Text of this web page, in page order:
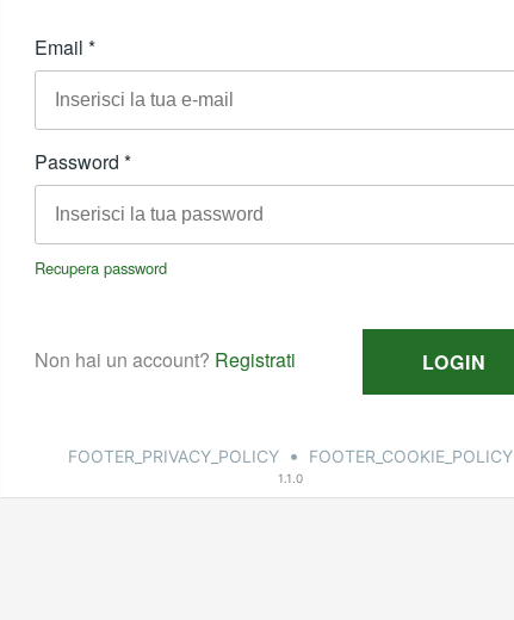
FOOTER_PRIVACY_POLICY • FOOTER_COOKIE_POLICY
1.1.0